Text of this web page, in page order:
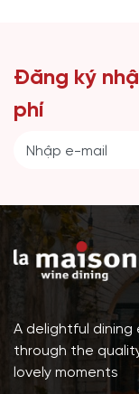
Đăng ký
phí
A delightful dining
through the
lovely moments